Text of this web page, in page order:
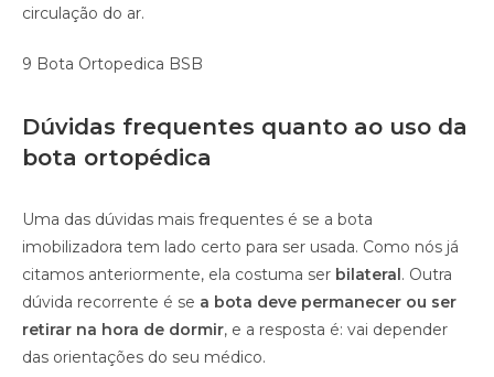
circulação do ar.
9 Bota Ortopedica BSB
Dúvidas frequentes quanto ao uso da
bota ortopédica
Uma das dúvidas mais frequentes é se a bota
imobilizadora tem lado certo para ser usada. Como nós já
citamos anteriormente, ela costuma ser bilateral. Outra
dúvida recorrente é se a bota deve permanecer ou ser
retirar na hora de dormir, e a resposta é: vai depender
das orientações do seu médico.